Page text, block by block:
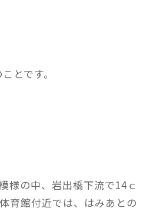
とです。
様の中、岩出橋下流で14ｃ
育館付近では、はみあとの